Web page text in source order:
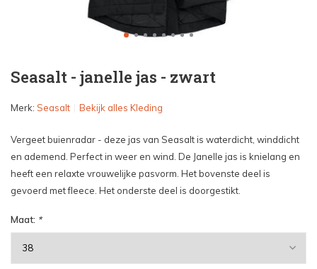
Seasalt - janelle jas - zwart
Merk: Seasalt Bekijk alles Kleding
Vergeet buienradar - deze jas van Seasalt is waterdicht, winddicht
en ademend. Perfect in weer en wind. De Janelle jas is knielang en
heeft een relaxte vrouwelijke pasvorm. Het bovenste deel is
gevoerd met fleece. Het onderste deel is doorgestikt.
Maat: *